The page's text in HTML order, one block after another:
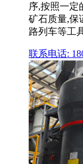
序,按照一定
矿石质量,保
路列车等工
联系电话: